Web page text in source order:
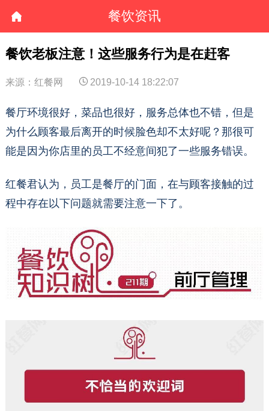
餐饮资讯
餐饮老板注意！这些服务行为是在赶客
来源：红餐网 2019-10-14 18:22:07
餐厅环境很好，菜品也很好，服务总体也不错，但是
为什么顾客最后离开的时候脸色却不太好呢？那很可
能是因为你店里的员工不经意间犯了一些服务错误。
红餐君认为，员工是餐厅的门面，在与顾客接触的过
程中存在以下问题就需要注意一下了。